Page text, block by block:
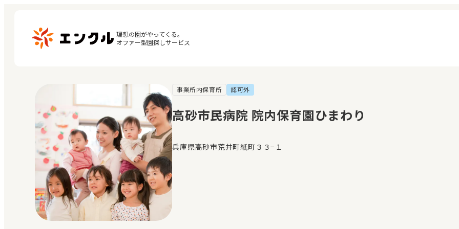
理想の園がやってくる。
オファー型園探しサービス
保育園・幼稚園を探す
地図から探す
地域から探す
マイページ
閲覧履歴
お気に入り
事業所内保育所 認可外
高砂市民病院 院内保育園ひまわり
兵庫県高砂市荒井町紙町３３−１